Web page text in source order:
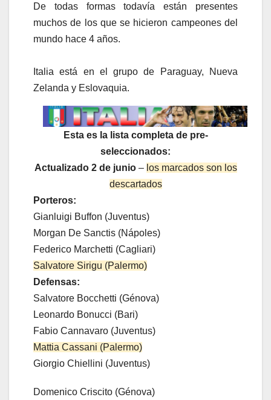
De todas formas todavía están presentes
muchos de los que se hicieron campeones del
mundo hace 4 años.
Italia está en el grupo de Paraguay, Nueva
Zelanda y Eslovaquia.
Esta es la lista completa de pre-
seleccionados:
Actualizado 2 de junio– los marcados son los
descartados
Porteros:
Gianluigi Buffon (Juventus)
Morgan De Sanctis (Nápoles)
Federico Marchetti (Cagliari)
Salvatore Sirigu (Palermo)
Defensas:
Salvatore Bocchetti (Génova)
Leonardo Bonucci (Bari)
Fabio Cannavaro (Juventus)
Mattia Cassani (Palermo)
Giorgio Chiellini (Juventus)
Domenico Criscito (Génova)